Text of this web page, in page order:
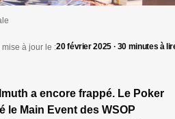
à jour le :20 février 2025 · 30 minutes à
a encore frappé. Le Poker
le Main Event des WSOP